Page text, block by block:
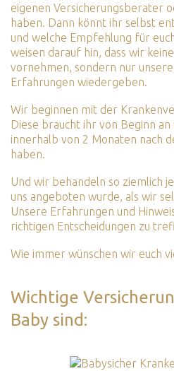
eigenen Versicherungsberater
haben. Dann könnt ihr selbst
und welche Empfehlung für
weisen darauf hin, dass wir
vornehmen, sondern nur
Erfahrungen wiedergeben.
Wir beginnen mit der
Diese braucht ihr von Beginn
innerhalb von 2 Monaten nach
haben.
Und wir behandeln so ziemlich
uns angeboten wurde, als wir
Unsere Erfahrungen und
richtigen Entscheidungen zu
Wie immer wünschen wir euch
Wichtige
Baby sind: